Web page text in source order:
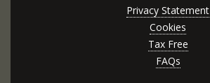
Privacy Statement
Cookies
Tax Free
FAQs